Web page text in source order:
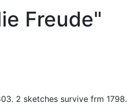
Freude"
2 sketches survive frm 1798.